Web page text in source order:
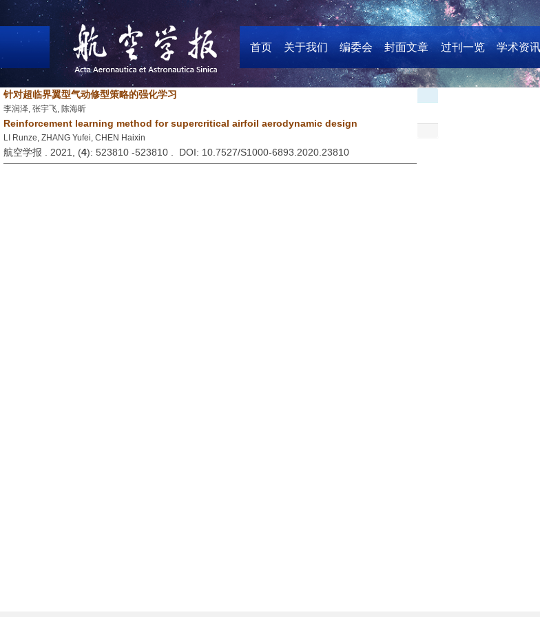
首页 关于我们 编委会 封面文章 过刊一览 学术资讯
针对超临界翼型气动修型策略的强化学习
李润泽, 张宇飞, 陈海昕
Reinforcement learning method for supercritical airfoil aerodynamic design
LI Runze, ZHANG Yufei, CHEN Haixin
航空学报 . 2021, (4): 523810 -523810 . DOI: 10.7527/S1000-6893.2020.23810